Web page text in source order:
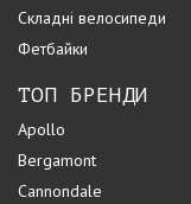
Складні велосипеди
Фетбайки
ТОП БРЕНДИ
Apollo
Bergamont
Cannondale